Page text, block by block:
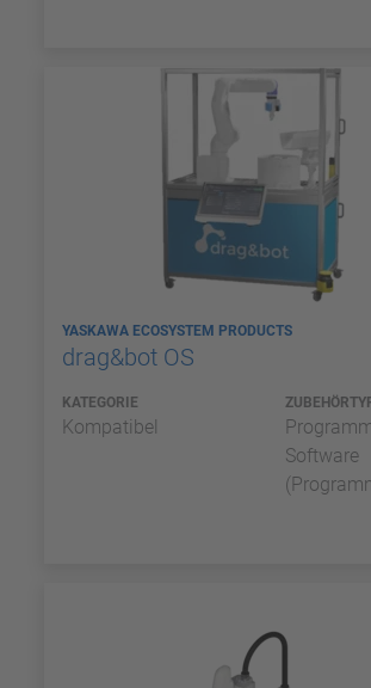
YASKAWA ECOSYSTEM PRODUCTS
drag&bot OS
KATEGORIE
Kompatibel
Software